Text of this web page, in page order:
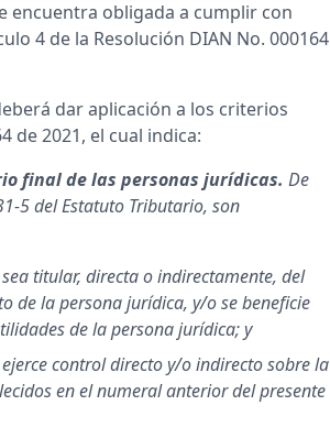
encuentra obligada a cumplir con
4 de la Resolución DIAN No. 000164
dar aplicación a los criterios
de 2021, el cual indica:
final de las personas jurídicas. De
5 del Estatuto Tributario, son
titular, directa o indirectamente, del
de la persona jurídica, y/o se beneficie
de la persona jurídica; y
control directo y/o indirecto sobre la
en el numeral anterior del presente